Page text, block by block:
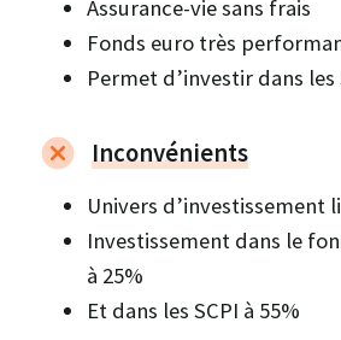
Assurance-vie sans frais
Fonds euro très
Permet d’investir dans les
Inconvénients
Univers d’investissement
Investissement dans le
à 25%
Et dans les SCPI à 55%